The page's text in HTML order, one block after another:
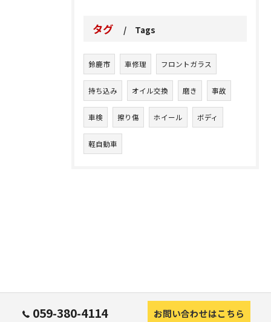
タグ Tags
鈴鹿市 車修理 フロントガラス
持ち込み オイル交換 磨き 事故
車検 擦り傷 ホイール ボディ
軽自動車
059-380-4114 お問い合わせはこちら